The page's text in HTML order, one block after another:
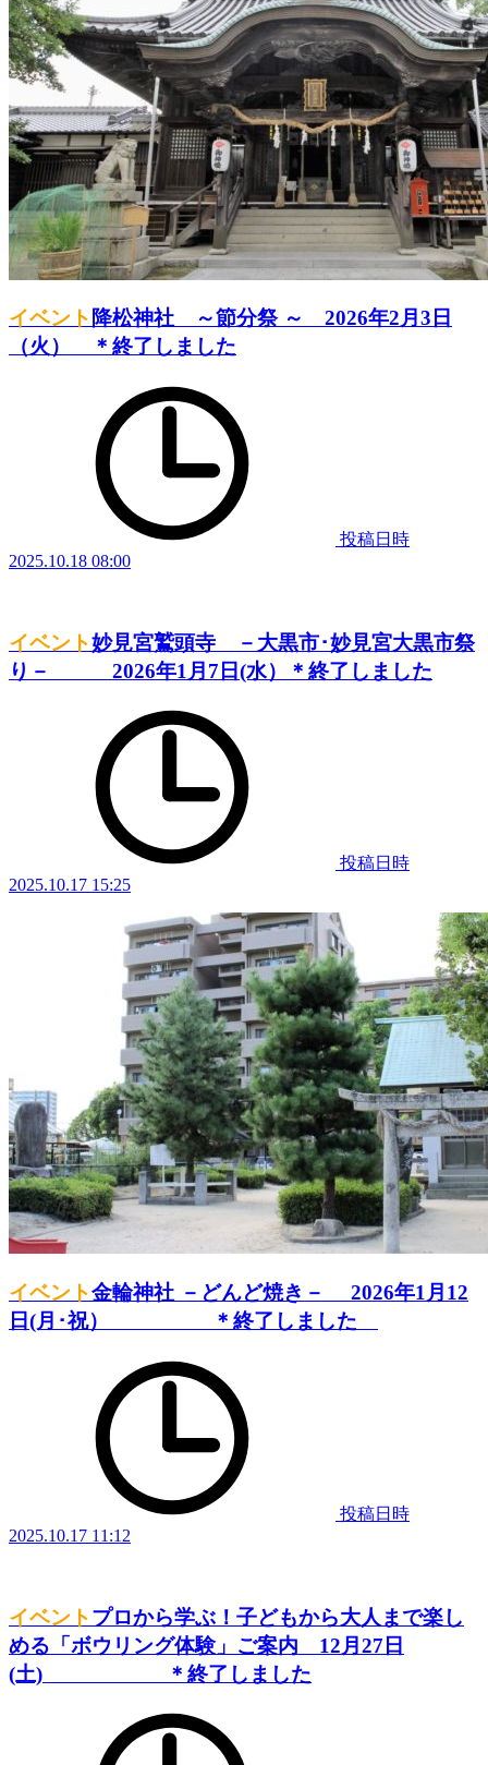
イベント 降松神社 ～節分祭 ～ 2026年2月3日
（火） ＊終了しました
投稿日時
2025.10.18 08:00
イベント妙見宮鷲頭寺 －大黒市･妙見宮大黒市祭
り－ 2026年1月7日(水）＊終了しました
投稿日時
2025.10.17 15:25
イベント金輪神社 －どんど焼き－ 2026年1月12
日(月･祝） ＊終了しました
投稿日時
2025.10.17 11:12
イベントプロから学ぶ！子どもから大人まで楽し
める「ボウリング体験」ご案内 12月27日
(土) ＊終了しました